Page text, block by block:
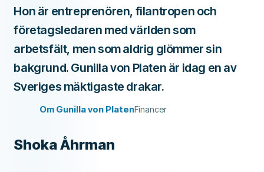
Hon är entreprenören, filantropen och
företagsledaren med världen som
arbetsfält, men som aldrig glömmer sin
bakgrund. Gunilla von Platen är idag en av
Sveriges mäktigaste drakar.
Om Gunilla von PlatenFinancer
Shoka Åhrman